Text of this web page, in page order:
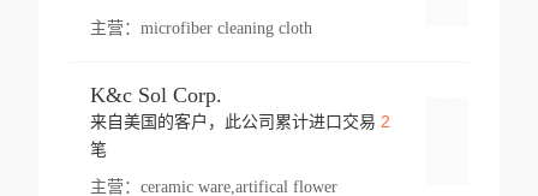
主营： microfiber cleaning cloth
K&c Sol Corp.
来自美国的客户，此公司累计进口交易 2
笔
主营： ceramic ware,artifical flower